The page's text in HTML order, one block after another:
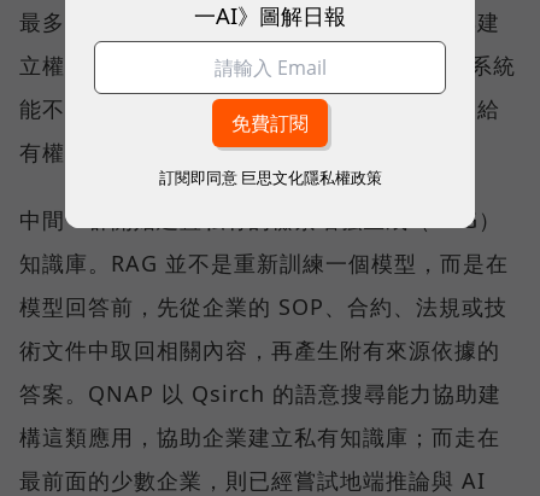
最多的一群，仍在把資料集中、分類、清理與建
立權限。這一步看似與 AI 無關，卻決定後續系統
能不能找到正確資料、辨識版本，並把答案交給
有權限的人。
中間一群開始建置私有的檢索增強生成（RAG）
知識庫。RAG 並不是重新訓練一個模型，而是在
模型回答前，先從企業的 SOP、合約、法規或技
術文件中取回相關內容，再產生附有來源依據的
答案。QNAP 以 Qsirch 的語意搜尋能力協助建
構這類應用，協助企業建立私有知識庫；而走在
最前面的少數企業，則已經嘗試地端推論與 AI
一AI》圖解日報
訂閱即同意 巨思文化隱私權政策